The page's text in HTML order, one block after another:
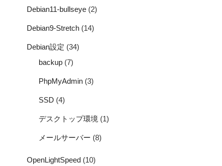
Debian11-bullseye (2)
Debian9-Stretch (14)
Debian設定 (34)
backup (7)
PhpMyAdmin (3)
SSD (4)
デスクトップ環境 (1)
メールサーバー (8)
OpenLightSpeed (10)